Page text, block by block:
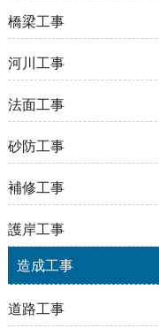
橋梁工事
河川工事
法面工事
砂防工事
補修工事
護岸工事
造成工事
道路工事